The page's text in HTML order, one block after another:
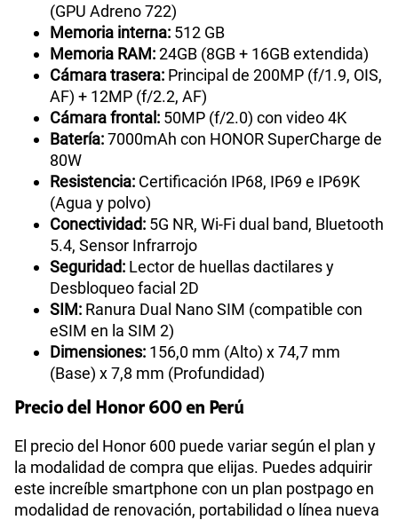
(GPU Adreno 722)
Memoria interna: 512 GB
Memoria RAM:24GB (8GB + 16GB extendida)
Cámara trasera: Principal de 200MP (f/1.9, OIS,
AF) + 12MP (f/2.2, AF)
Cámara frontal: 50MP (f/2.0) con video 4K
Batería:7000mAh con HONOR SuperCharge de
80W
Resistencia: Certificación IP68, IP69 e IP69K
(Agua y polvo)
Conectividad: 5G NR, Wi-Fi dual band, Bluetooth
5.4, Sensor Infrarrojo
Seguridad: Lector de huellas dactilares y
Desbloqueo facial 2D
SIM: Ranura Dual Nano SIM (compatible con
eSIM en la SIM 2)
Dimensiones: 156,0 mm (Alto) x 74,7 mm
(Base) x 7,8 mm (Profundidad)
Precio del Honor 600 en Perú
El precio del Honor 600 puede variar según el plan y
la modalidad de compra que elijas. Puedes adquirir
este increíble smartphone con un plan postpago en
modalidad de renovación, portabilidad o línea nueva